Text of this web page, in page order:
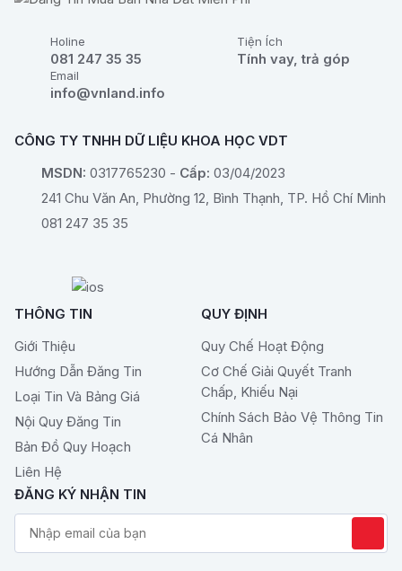
Holine
081 247 35 35
Tiện Ích
Tính vay, trả góp
Email
info@vnland.info
CÔNG TY TNHH DỮ LIỆU KHOA HỌC VDT
MSDN: 0317765230 - Cấp: 03/04/2023
241 Chu Văn An, Phường 12, Bình Thạnh, TP. Hồ Chí Minh
081 247 35 35
THÔNG TIN
Giới Thiệu
Hướng Dẫn Đăng Tin
Loại Tin Và Bảng Giá
Nội Quy Đăng Tin
Bản Đồ Quy Hoạch
Liên Hệ
QUY ĐỊNH
Quy Chế Hoạt Động
Cơ Chế Giải Quyết Tranh
Chấp, Khiếu Nại
Chính Sách Bảo Vệ Thông Tin
Cá Nhân
ĐĂNG KÝ NHẬN TIN